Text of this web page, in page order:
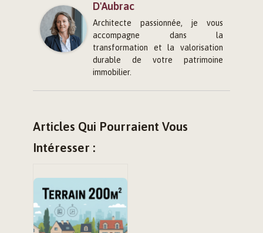
D'Aubrac
Architecte passionnée, je vous
accompagne dans la
transformation et la valorisation
durable de votre patrimoine
immobilier.
Articles Qui Pourraient Vous
Intéresser :